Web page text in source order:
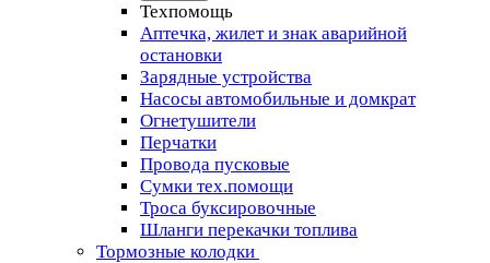
Техпомощь
Аптечка, жилет и знак аварийной
остановки
Зарядные устройства
Насосы автомобильные и домкрат
Огнетушители
Перчатки
Провода пусковые
Сумки тех.помощи
Троса буксировочные
Шланги перекачки топлива
Тормозные колодки